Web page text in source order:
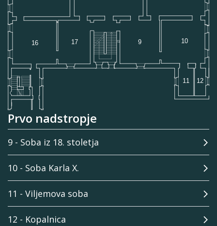
Prvo nadstropje
9 - Soba iz 18. stoletja
10 - Soba Karla X.
11 - Viljemova soba
12 - Kopalnica